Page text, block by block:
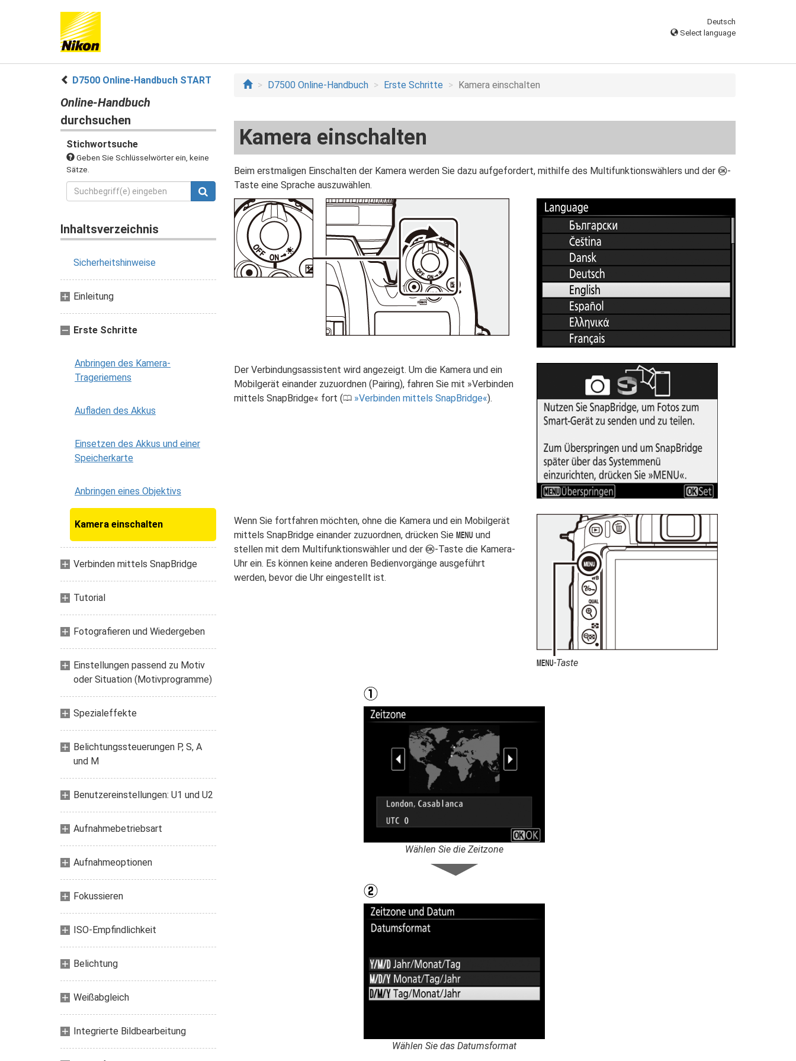
Deutsch
Select language
D7500 Online-Handbuch START
Online-Handbuch
durchsuchen
Stichwortsuche
Geben Sie Schlüsselwörter ein, keine
Sätze.
Inhaltsverzeichnis
Sicherheitshinweise
Einleitung
Erste Schritte
Anbringen des Kamera-
Trageriemens
Aufladen des Akkus
Einsetzen des Akkus und einer
Speicherkarte
Anbringen eines Objektivs
Kamera einschalten
Verbinden mittels SnapBridge
Tutorial
Fotografieren und Wiedergeben
Einstellungen passend zu Motiv
oder Situation (Motivprogramme)
Spezialeffekte
Belichtungssteuerungen P, S, A
und M
Benutzereinstellungen: U1 und U2
Aufnahmebetriebsart
Aufnahmeoptionen
Fokussieren
ISO-Empfindlichkeit
Belichtung
Weißabgleich
Integrierte Bildbearbeitung
D7500 Online-Handbuch Erste Schritte Kamera einschalten
Kamera einschalten
Beim erstmaligen Einschalten der Kamera werden Sie dazu aufgefordert, mithilfe des Multifunktionswählers und der J-
Taste eine Sprache auszuwählen.
Der Verbindungsassistent wird angezeigt. Um die Kamera und ein
Mobilgerät einander zuzuordnen (Pairing), fahren Sie mit »Verbinden
mittels SnapBridge« fort (0 Verbinden mittels SnapBridge ).
Wenn Sie fortfahren möchten, ohne die Kamera und ein Mobilgerät
mittels SnapBridge einander zuzuordnen, drücken Sie G und
stellen mit dem Multifunktionswähler und der J-Taste die Kamera-
Uhr ein. Es können keine anderen Bedienvorgänge ausgeführt
werden, bevor die Uhr eingestellt ist.
G-Taste
Wählen Sie die Zeitzone
Wählen Sie das Datumsformat